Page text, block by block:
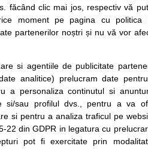
sfaturile si orice alte informatii despre
investigatiilor si analizelor medicale.
programare in sistemul de programari la
Legal
Termeni si conditii
Politica de
confidentialitate
Politica de cookie
Modifica Setarile Cookie
Drepturile
Protectia
Litigiilor
Info
Formulare
Ministerul
făcând clic mai jos, respectiv vă
moment pe pagina cu politica
partenerilor noștri și nu vă vor
si agentiile de publicitate
analitice) prelucram date
a personaliza continutul si
si/sau profilul dvs., pentru a va
si pentru a analiza traficul pe
22 din GDPR in legatura cu
pot fi exercitate prin